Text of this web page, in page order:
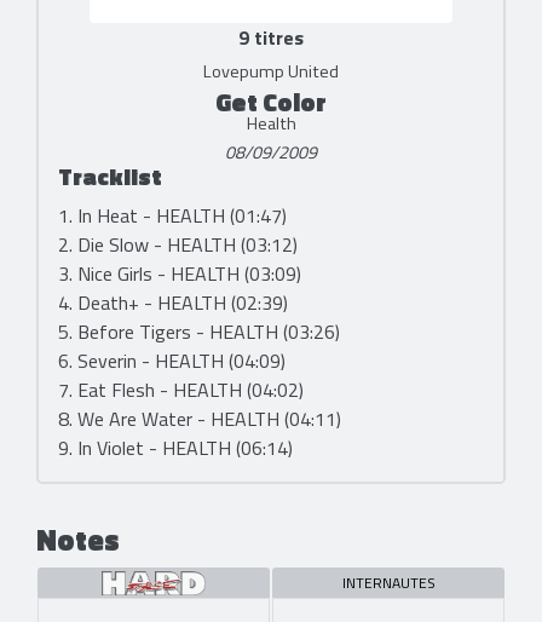
9 titres
Lovepump United
Get Color
Health
08/09/2009
Tracklist
1. In Heat - HEALTH (01:47)
2. Die Slow - HEALTH (03:12)
3. Nice Girls - HEALTH (03:09)
4. Death+ - HEALTH (02:39)
5. Before Tigers - HEALTH (03:26)
6. Severin - HEALTH (04:09)
7. Eat Flesh - HEALTH (04:02)
8. We Are Water - HEALTH (04:11)
9. In Violet - HEALTH (06:14)
Notes
INTERNAUTES